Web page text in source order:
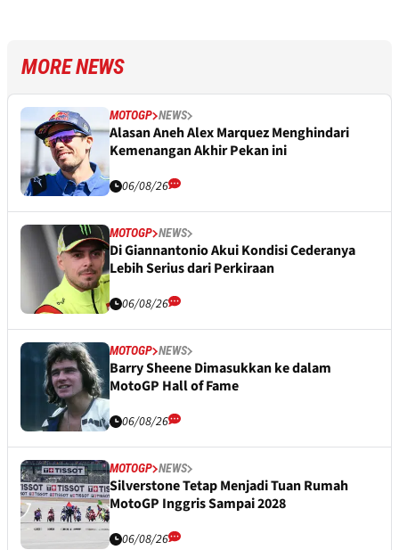
MORE NEWS
MOTOGP NEWS
Alasan Aneh Alex Marquez Menghindari
Kemenangan Akhir Pekan ini
06/08/26
MOTOGP NEWS
Di Giannantonio Akui Kondisi Cederanya
Lebih Serius dari Perkiraan
06/08/26
MOTOGP NEWS
Barry Sheene Dimasukkan ke dalam
MotoGP Hall of Fame
06/08/26
MOTOGP NEWS
Silverstone Tetap Menjadi Tuan Rumah
MotoGP Inggris Sampai 2028
06/08/26